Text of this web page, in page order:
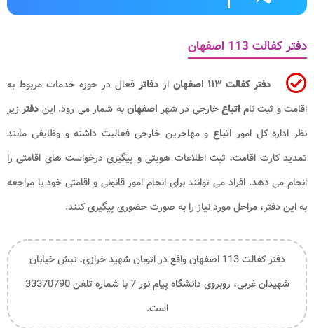
دفتر کفالت 113 اصفهان
دفتر کفالت ۱۱۳ اصفهان از دفاتر فعال در حوزه خدمات مربوط به
اقامت و ثبت نام اتباعخارجی در شهر اصفهانبه شمار می رود. این دفترزیر
نظر اداره کل امور اتباع و مهاجرین خارجی فعالیت داشته و وظایفی مانند
تمدید کارت اقامت، ثبت اطلاعات هویتی و پیگیری درخواست های اقامتی را
انجام می دهد. افراد می توانند برای انجام امور قانونی و اقامتی خود با مراجعه
به این دفتر، مراحل مورد نیاز را به صورت حضوری پیگیری کنند.
دفتر کفالت 113 اصفهان واقع در اتوبان شهید خرازی، نبش خیابان
شهیدان غربی، روبروی دانشگاه پیام نور 7 با شماره تلفن 33370790
است.